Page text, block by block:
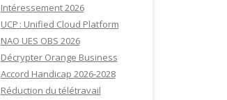
Intéressement 2026
UCP : Unified Cloud Platform
NAO UES OBS 2026
Décrypter Orange Business
Accord Handicap 2026-2028
Réduction du télétravail